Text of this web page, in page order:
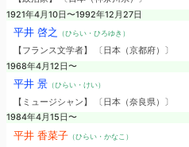
1921年4月10日〜1992年12月27日
平井 啓之 （ひらい・ひろゆき）
【フランス文学者】 〔日本（京都府）〕
1968年4月12日〜
平井 景（ひらい・けい）
【ミュージシャン】 〔日本（奈良県）〕
1984年4月15日〜
平井 香菜子（ひらい・かなこ）